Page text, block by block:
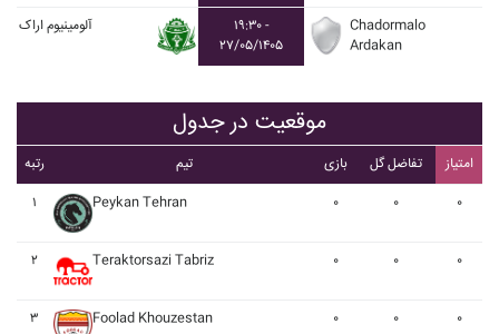
آلومينيوم اراک
۱۹:۳۰ -
۲۷/۰۵/۱۴۰۵
Chadormalo
Ardakan
موقعیت در جدول
رتبه تیم بازی تفاضل گل
امتیاز
۱
Peykan Tehran ۰ ۰ ۰
۲ Teraktorsazi Tabriz ۰ ۰ ۰
۳ Foolad Khouzestan ۰ ۰ ۰